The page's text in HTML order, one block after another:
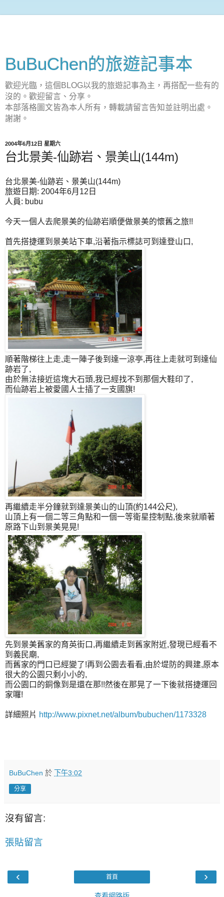
BuBuChen的旅遊記事本
歡迎光臨，這個BLOG以我的旅遊記事為主，再搭配一些有的
沒的。歡迎留言、分享。
本部落格圖文皆為本人所有，轉載請留言告知並註明出處。
謝謝。
2004年6月12日 星期六
台北景美-仙跡岩、景美山(144m)
台北景美-仙跡岩、景美山(144m)
旅遊日期: 2004年6月12日
人員: bubu
今天一個人去爬景美的仙跡岩順便做景美的懷舊之旅!!
首先搭捷運到景美站下車,沿著指示標誌可到達登山口,
順著階梯往上走,走一陣子後到達一涼亭,再往上走就可到達仙
跡岩了,
由於無法接近這塊大石頭,我已經找不到那個大鞋印了,
而仙跡岩上被愛國人士插了一支國旗!
再繼續走半分鐘就到達景美山的山頂(約144公尺),
山頂上有一個二等三角點和一個一等衛星控制點,後來就順著
原路下山到景美晃晃!
先到景美舊家的育英街口,再繼續走到舊家附近,發現已經看不
到義民廟,
而舊家的門口已經變了!再到公園去看看,由於堤防的興建,原本
很大的公園只剩小小的,
而公園口的銅像到是還在那!!然後在那晃了一下後就搭捷運回
家囉!
詳細照片 http://www.pixnet.net/album/bubuchen/1173328
BuBuChen 於 下午3:02
分享
沒有留言:
張貼留言
‹ ›
首頁